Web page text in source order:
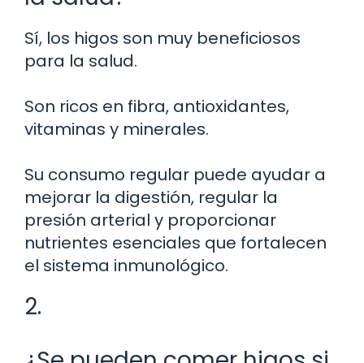
Sí, los higos son muy beneficiosos
para la salud.
Son ricos en fibra, antioxidantes,
vitaminas y minerales.
Su consumo regular puede ayudar a
mejorar la digestión, regular la
presión arterial y proporcionar
nutrientes esenciales que fortalecen
el sistema inmunológico.
2.